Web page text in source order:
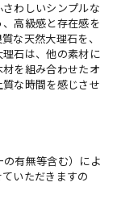
わしいシンプルな
高級感と存在感を
な天然大理石を、
石は、他の素材に
を組み合わせたオ
な時間を感じさせ
有無等含む）によ
いただきますの